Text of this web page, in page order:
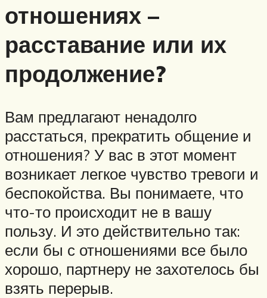
отношениях –
расставание или их
продолжение?
Вам предлагают ненадолго
расстаться, прекратить общение и
отношения? У вас в этот момент
возникает легкое чувство тревоги и
беспокойства. Вы понимаете, что
что-то происходит не в вашу
пользу. И это действительно так:
если бы с отношениями все было
хорошо, партнеру не захотелось бы
взять перерыв.